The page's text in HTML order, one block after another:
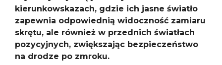
kierunkowskazach, gdzie ich jasne światło
zapewnia odpowiednią widoczność zamiaru
skrętu, ale również w przednich światłach
pozycyjnych, zwiększając bezpieczeństwo
na drodze po zmroku.